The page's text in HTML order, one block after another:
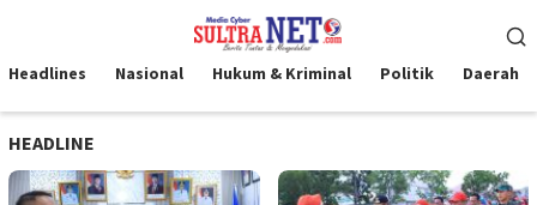
kontenMobile
Headlines Nasional Hukum & Kriminal Politik Daerah
HEADLINE